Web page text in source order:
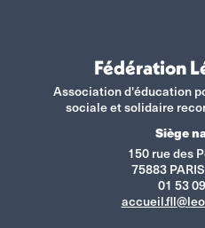
Fédération
Association d'éducation
sociale et solidaire
Siège
150 rue des
75883
01 53